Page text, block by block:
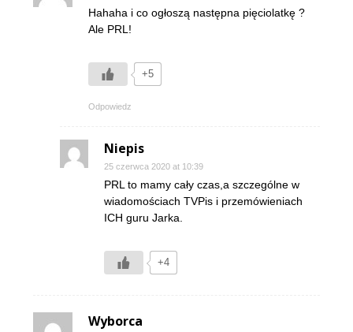
Hahaha i co ogłoszą następna pięciolatkę ?
Ale PRL!
+5
Odpowiedz
Niepis
25 czerwca 2020 at 10:39
PRL to mamy cały czas,a szczególne w
wiadomościach TVPis i przemówieniach
ICH guru Jarka.
+4
Wyborca